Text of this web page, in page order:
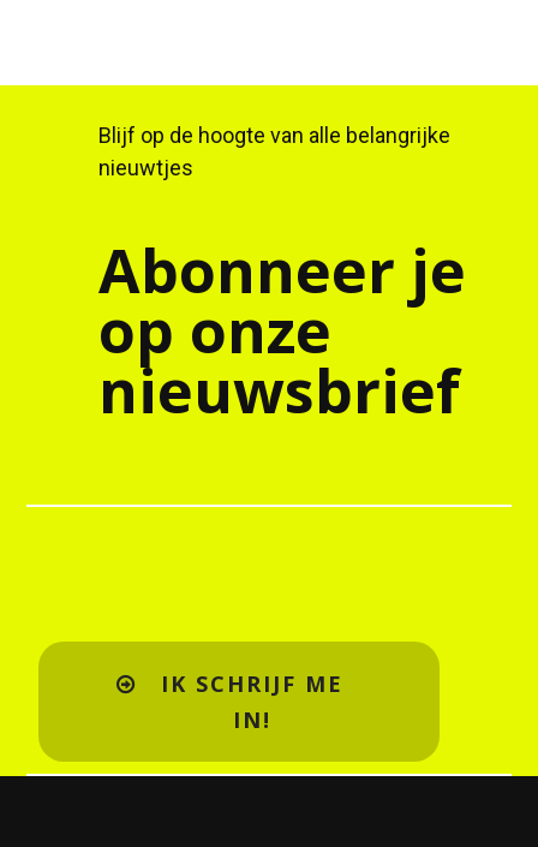
Blijf op de hoogte van alle belangrijke
nieuwtjes
Abonneer je
op onze
nieuwsbrief
IK SCHRIJF ME
IN!